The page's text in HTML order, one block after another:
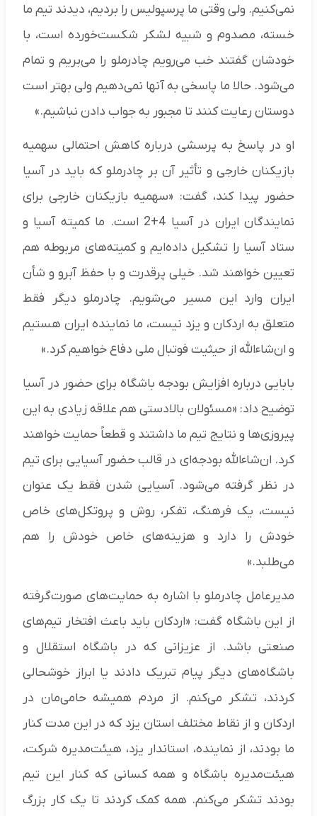
نمی‌کنیم. ولی وقتی ما پرسپولیس را بردیم، دیدند تیم ما
خسته، مصدوم و شبیه لشکر شکست‌خورده است، با
خودشان گفتند خب می‌رویم چادرملو را می‌بریم و تمام
می‌شود. حالا ما پاسخی به آنها نمی‌دهیم ولی بهتر است
دوستان رعایت کنند تا مجبور به جواب دادن نباشیم.»
او در پاسخ به پرسشی درباره کاهش احتمالی سهمیه
بازیکنان خارجی و تأثیر آن بر چادرملو که باید در آسیا
حضور پیدا کند، گفت: «سهمیه بازیکنان خارجی برای
نمایندگان ایران در آسیا 4+2 است. ما کمیته آسیا و
ستاد آسیا را تشکیل داده‌ایم و کمیته‌های مربوطه هم
تعیین خواهند شد. خیلی پرقدرت و با حفظ آبرو و شأن
ایران وارد این مسیر می‌شویم. چادرملو دیگر فقط
متعلق به اردکان و یزد نیست، ما نماینده ایران هستیم
و ان‌شاءالله از حیثیت فوتبال ملی دفاع خواهیم کرد.»
بابایی درباره افزایش بودجه باشگاه برای حضور در آسیا
توضیح داد: «مسئولان بالادستی هم علاقه زیادی به این
پیروزی‌ها و نتایج تیم ما داشتند و قطعاً حمایت خواهند
کرد. ان‌شاءالله بودجه‌ای در قالب حضور آسیایی برای تیم
در نظر گرفته می‌شود. آسیایی شدن فقط یک عنوان
نیست، یک فرهنگ، تفکر، روش و پروتکل‌های خاص
خودش را دارد و هزینه‌های خاص خودش را هم
می‌طلبد.»
مدیرعامل چادرملو با اشاره به حمایت‌های صورت‌گرفته
از این باشگاه گفت: «اردکان باید باعث افتخار تیم‌های
صنعتی باشد. از عزیزانی که در باشگاه استقلال و
باشگاه‌های دیگر پیام تبریک دادند یا ابراز خوشحالی
کردند، تشکر می‌کنم. از مردم همیشه حامی‌مان در
اردکان و از نقاط مختلف استان یزد که در این مدت کنار
ما بودند، از نماینده، استاندار یزد، هیئت‌مدیره شرکت،
هیئت‌مدیره باشگاه و همه کسانی که کنار این تیم
بودند تشکر می‌کنم. همه کمک کردند تا یک کار بزرگ